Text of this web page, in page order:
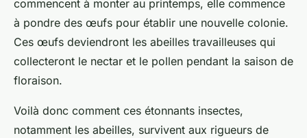
commencent à monter au printemps, elle commence
à pondre des œufs pour établir une nouvelle colonie.
Ces œufs deviendront les abeilles travailleuses qui
collecteront le nectar et le pollen pendant la saison de
floraison.
Voilà donc comment ces étonnants insectes,
notamment les abeilles, survivent aux rigueurs de